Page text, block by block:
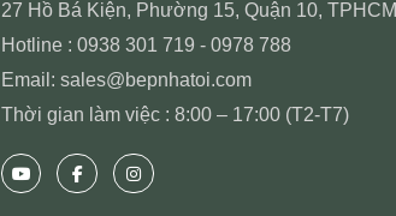
27 Hồ Bá Kiện, Phường 15, Quận 10, TPHCM
Hotline : 0938 301 719 - 0978 788
Email: sales@bepnhatoi.com
Thời gian làm việc : 8:00 – 17:00 (T2-T7)